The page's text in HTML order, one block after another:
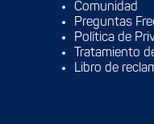
Comunidad
Preguntas
Política de
Tratamiento
Libro de